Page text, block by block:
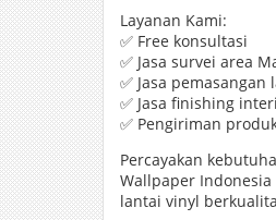
Layanan Kami:
✅ Free konsultasi
✅ Jasa survei area
✅ Jasa
✅ Jasa finishing
✅ Pengiriman
Percayakan
Wallpaper
lantai vinyl